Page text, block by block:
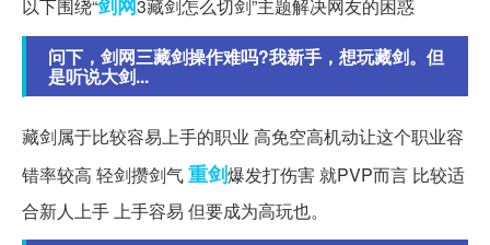
以下围绕“
3藏剑怎么切剑”主题解决网友的困惑
问下，剑网三藏剑操作难吗?我新手，想玩藏剑。但
是听说大剑...
藏剑属于比较容易上手的职业 高免空高机动让这个职业容
错率较高 轻剑攒剑气重剑爆发打伤害 就PVP而言 比较适
合新人上手 上手容易 但要成为高玩也。